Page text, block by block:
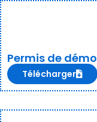
Permis de
Télécharger